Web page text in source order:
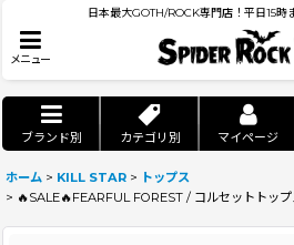
日本最大GOTH/ROCK専門店！平日15時
メニュー
ブランド別 カテゴリ別 マイページ
ホーム > KILL STAR >
トップス
> 🔥SALE🔥FEARFUL FOREST / コルセットトップ